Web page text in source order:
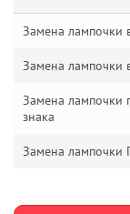
Замена лампочки
Замена лампочки
Замена лампочки
знака
Замена лампочки